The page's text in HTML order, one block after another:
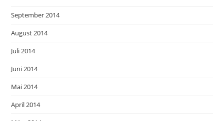
September 2014
August 2014
Juli 2014
Juni 2014
Mai 2014
April 2014